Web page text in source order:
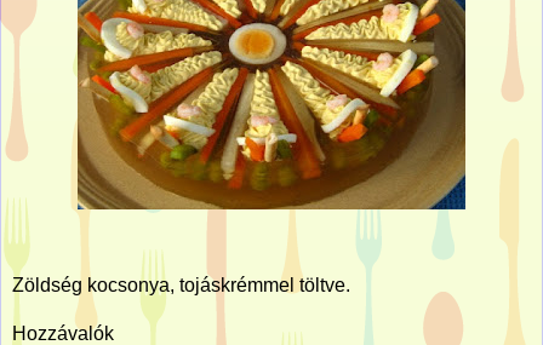
Zöldség kocsonya, tojáskrémmel töltve.
Hozzávalók